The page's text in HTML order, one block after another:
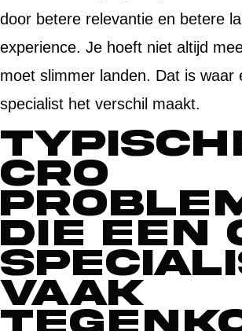
door betere relevantie en betere
experience. Je hoeft niet altijd
moet slimmer landen. Dat is waar
specialist het verschil maakt.
CRO
die een
vaak